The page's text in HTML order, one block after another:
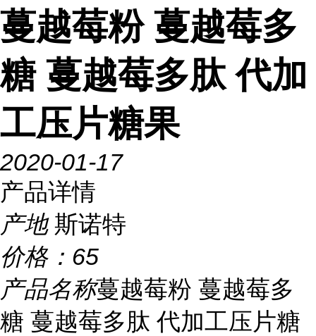
蔓越莓粉 蔓越莓多
糖 蔓越莓多肽 代加
工压片糖果
2020-01-17
产品详情
产地 斯诺特
价格： 65
产品名称蔓越莓粉 蔓越莓多
糖 蔓越莓多肽 代加工压片糖